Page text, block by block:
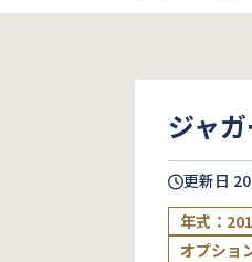
ジャ
更新日
年式：
オプショ